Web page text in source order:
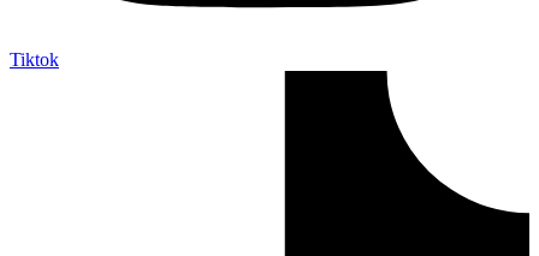
Tiktok